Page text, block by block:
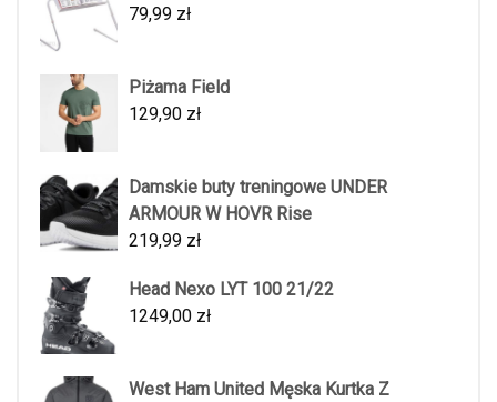
79,99 zł
Piżama Field
129,90 zł
Damskie buty treningowe UNDER
ARMOUR W HOVR Rise
219,99 zł
Head Nexo LYT 100 21/22
1249,00 zł
West Ham United Męska Kurtka Z